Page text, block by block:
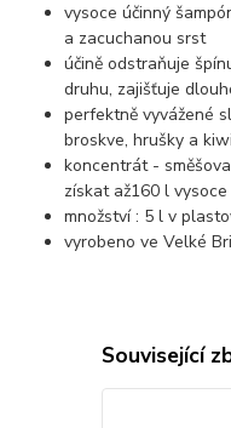
vysoce účinný
a zacuchanou srst
účině odstraňuje
druhu, zajišťuje
perfektně vyvážené
broskve, hrušky a kiwi
koncentrát -
získat až160 l
množství : 5 l v
vyrobeno ve Velké
Související